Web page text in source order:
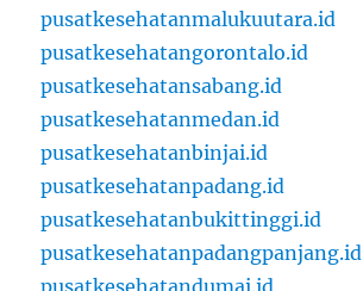
pusatkesehatanmalukuutara.id
pusatkesehatangorontalo.id
pusatkesehatansabang.id
pusatkesehatanmedan.id
pusatkesehatanbinjai.id
pusatkesehatanpadang.id
pusatkesehatanbukittinggi.id
pusatkesehatanpadangpanjang.id